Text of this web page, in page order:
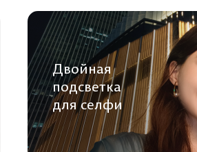
Двойная
подсветка
для селфи